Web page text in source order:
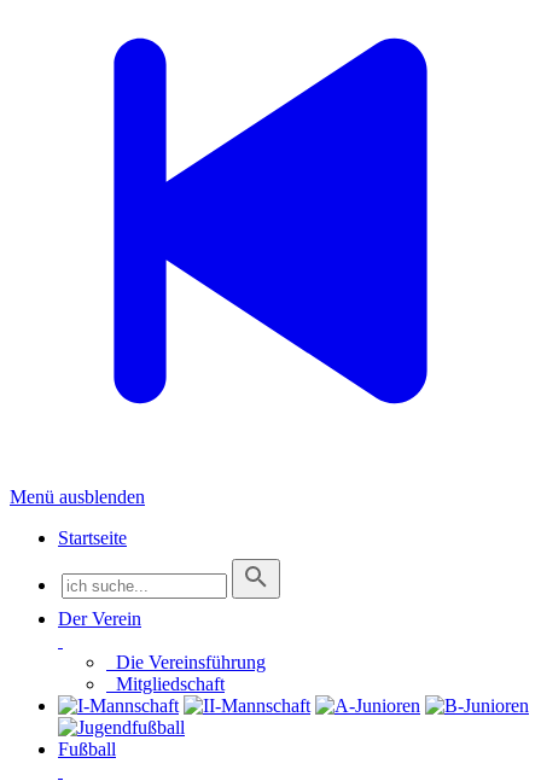
Menü ausblenden
Startseite
Der Verein
Die Vereinsführung
Mitgliedschaft
Fußball